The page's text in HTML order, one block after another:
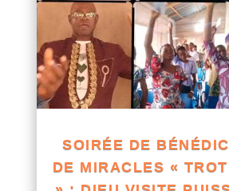
SOIRÉE DE
DE MIRACLES «